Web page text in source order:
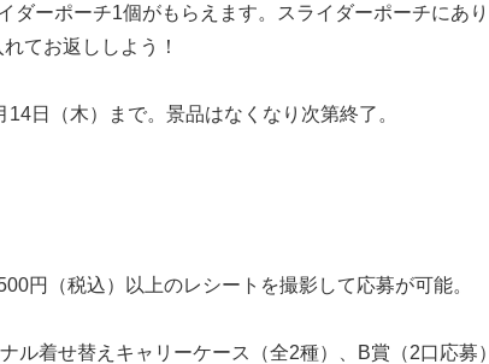
ダーポーチ1個がもらえます。スライダーポーチにあり
てお返ししよう！
日（木）まで。景品はなくなり次第終了。
円（税込）以上のレシートを撮影して応募が可能。
ル着せ替えキャリーケース（全2種）、B賞（2口応募）